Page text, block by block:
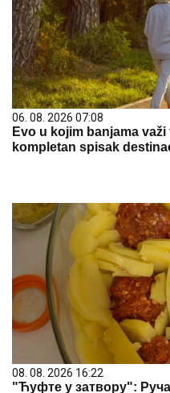
06. 08. 2026 07:08
Evo u kojim banjama
kompletan spisak
08. 08. 2026 16:22
"Ћуфте у затвору":